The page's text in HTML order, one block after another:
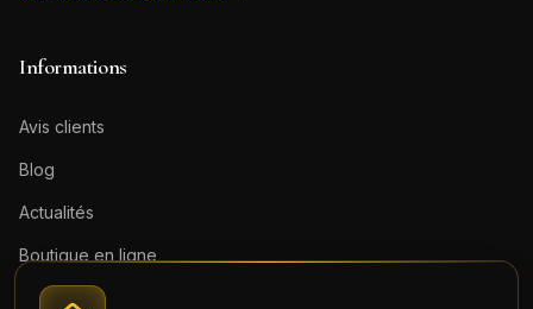
Informations
Avis clients
Blog
Actualités
Boutique en ligne
Contact